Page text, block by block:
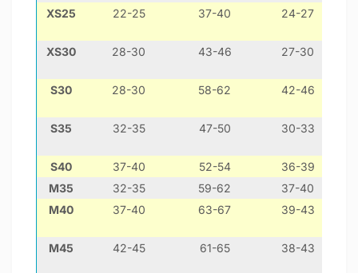
XS25 22-25 37-40 24-27
XS30 28-30 43-46 27-30
S30 28-30 58-62 42-46
S35 32-35 47-50 30-33
S40 37-40 52-54 36-39
M35
32-35 59-62
37-40
М40
37-40 63-67 39-43
М45 42-45 61-65 38-43